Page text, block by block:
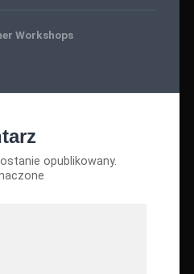
Workshops
opublikowany.